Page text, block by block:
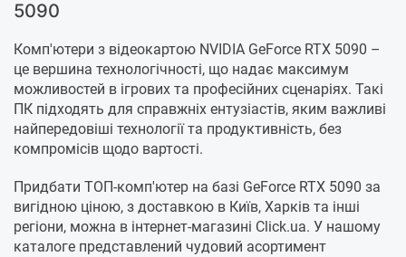
5090
Комп'ютери з відеокартою NVIDIA GeForce RTX 5090 –
це вершина технологічності, що надає максимум
можливостей в ігрових та професійних сценаріях. Такі
ПК підходять для справжніх ентузіастів, яким важливі
найпередовіші технології та продуктивність, без
компромісів щодо вартості.
Придбати ТОП-комп'ютер на базі GeForce RTX 5090 за
вигідною ціною, з доставкою в Київ, Харків та інші
регіони, можна в інтернет-магазині Click.ua. У нашому
каталоге представлений чудовий асортимент